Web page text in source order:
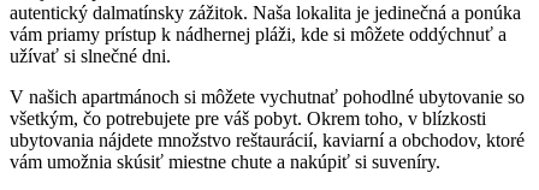
autentický dalmatínsky zážitok. Naša lokalita je jedinečná a ponúka
vám priamy prístup k nádhernej pláži, kde si môžete oddýchnuť a
užívať si slnečné dni.
V našich apartmánoch si môžete vychutnať pohodlné ubytovanie so
všetkým, čo potrebujete pre váš pobyt. Okrem toho, v blízkosti
ubytovania nájdete množstvo reštaurácií, kaviarní a obchodov, ktoré
vám umožnia skúsiť miestne chute a nakúpiť si suveníry.